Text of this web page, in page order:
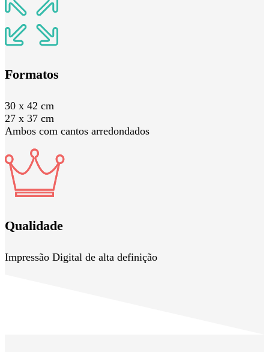
Formatos
30 x 42 cm
27 x 37 cm
Ambos com cantos arredondados
Qualidade
Impressão Digital de alta definição